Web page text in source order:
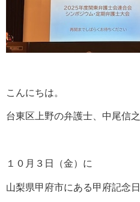
こんにちは。
台東区上野の弁護士、中尾信之
１０月３日（金）に
山梨県甲府市にある甲府記念